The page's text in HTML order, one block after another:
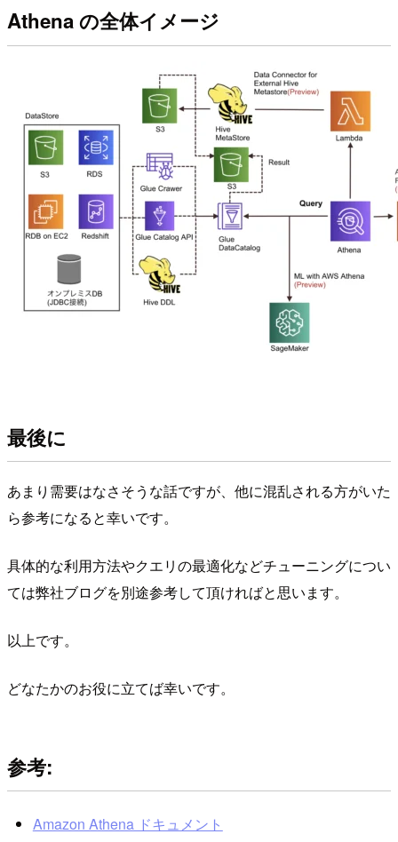
Athena の全体イメージ
最後に
あまり需要はなさそうな話ですが、他に混乱される方がいた
ら参考になると幸いです。
具体的な利用方法やクエリの最適化などチューニングについ
ては弊社ブログを別途参考して頂ければと思います。
以上です。
どなたかのお役に立てば幸いです。
参考:
Amazon Athena ドキュメント